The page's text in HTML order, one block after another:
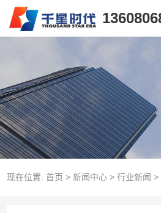
现在位置: 首页 > 新闻中心> 行业新闻 >